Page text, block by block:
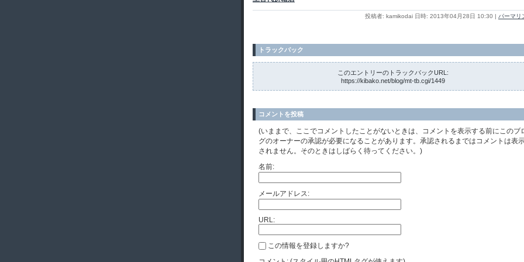
投稿者: kamikodai 日時: 2013年04月28日 10:30 | パーマリ
トラックバック
このエントリーのトラックバックURL:
https://kibako.net/blog/mt-tb.cgi/1449
コメントを投稿
(いままで、ここでコメントしたことがないときは、コメントを表示する前にこのブ
グのオーナーの承認が必要になることがあります。承認されるまではコメントは表
されません。そのときはしばらく待ってください。)
名前:
メールアドレス:
URL:
この情報を登録しますか?